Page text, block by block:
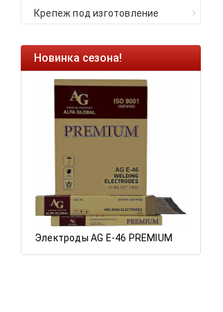
Крепеж под изготовление
Новинка сезона!
Электроды AG E-46 PREMIUM